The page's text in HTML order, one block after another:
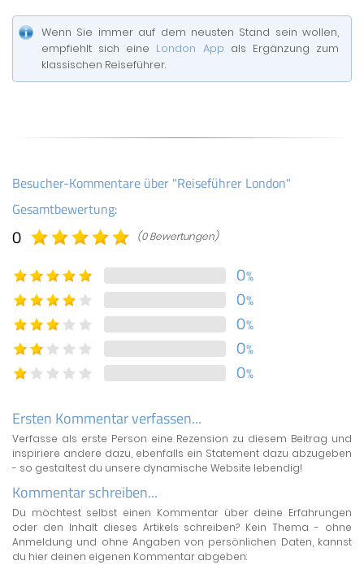
Wenn Sie immer auf dem neusten Stand sein wollen,
empfiehlt sich eine London App als Ergänzung zum
klassischen Reiseführer.
Besucher-Kommentare über "Reiseführer London"
Gesamtbewertung:
0 (0 Bewertungen)
0%
0%
0%
0%
0%
Ersten Kommentar verfassen...
Verfasse als erste Person eine Rezension zu diesem Beitrag und
inspiriere andere dazu, ebenfalls ein Statement dazu abzugeben
- so gestaltest du unsere dynamische Website lebendig!
Kommentar schreiben...
Du möchtest selbst einen Kommentar über deine Erfahrungen
oder den Inhalt dieses Artikels schreiben? Kein Thema - ohne
Anmeldung und ohne Angaben von persönlichen Daten, kannst
du hier deinen eigenen Kommentar abgeben: